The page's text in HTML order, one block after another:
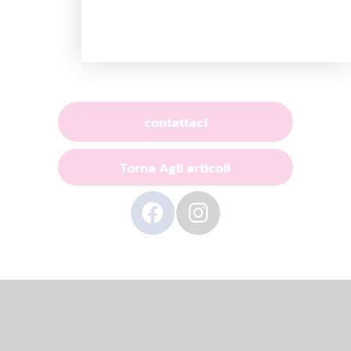
contattaci
Torna Agli articoli